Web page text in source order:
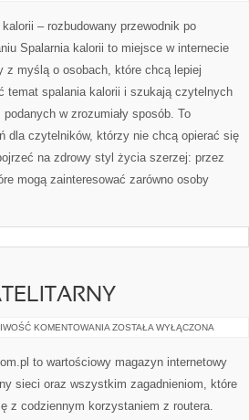
– rozbudowany przewodnik po
Spalarnia kalorii to miejsce w internecie
z myślą o osobach, które chcą lepiej
temat spalania kalorii i szukają czytelnych
podanych w zrozumiały sposób. To
dla czytelników, którzy nie chcą opierać się
na zdrowy styl życia szerzej: przez
mogą zainteresować zarówno osoby
KOMENTOWANIA INTERNET
SATELITARNY
ZOSTAŁA WYŁĄCZONA
to wartościowy magazyn internetowy
sieci oraz wszystkim zagadnieniom, które
z codziennym korzystaniem z routera.